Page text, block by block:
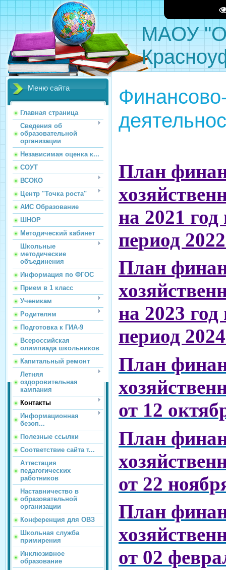
МАОУ
Меню сайта
Главная страница
Сведения об
образовательной
организации
Независимая оценка к...
СОУТ
ВСОКО
Центр "Точка роста"
АИС Образование
ШНОР
Методический кабинет
Школьные
методические
объединения
Информация по ФГОС
Прием в 1 класс
Ученикам
Родителям
Подготовка к ГИА-9
Всероссийская
олимпиада школьников
Капитальный ремонт
Летняя
оздоровительная
кампания
Контакты
Информационная
безоп...
Полезные ссылки
Соответствие сайта т...
Аттестация
педагогических
работников
Наставничество в
образовательной
организации
Конференция для ОВЗ
Школьная служба
примирения
Инклюзивное
образование
План
на 2021
период
План
на 2023
период
План
от 12
План
от 22
План
от 02